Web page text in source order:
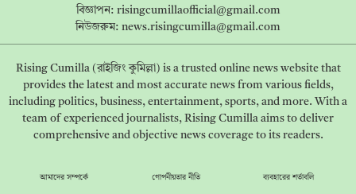
বিজ্ঞাপন: risingcumillaofficial@gmail.com
নিউজরুম: news.risingcumilla@gmail.com
Rising Cumilla (রাইজিং কুমিল্লা) is a trusted online news website that
provides the latest and most accurate news from various fields,
including politics, business, entertainment, sports, and more. With a
team of experienced journalists, Rising Cumilla aims to deliver
comprehensive and objective news coverage to its readers.
আমাদের সম্পর্কে গোপনীয়তার নীতি ব্যবহারের শর্তাবলি